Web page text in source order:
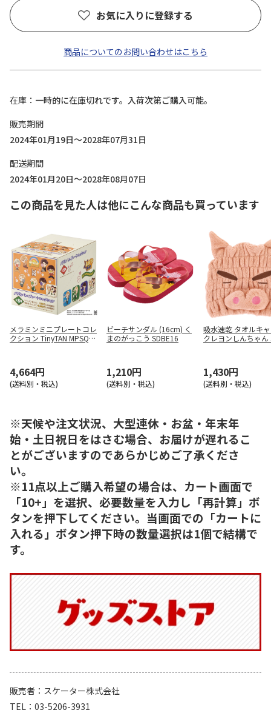
お気に入りに登録する
商品についてのお問い合わせはこちら
在庫
一時的に在庫切れです。入荷次第ご購入可能。
販売期間
2024年01月19日～2028年07月31日
配送期間
2024年01月20日～2028年08月07日
この商品を見た人は他にこんな商品も買っています
メラミンミニプレートコレ
クション TinyTAN MPSQ1
4,664円
(送料別・税込)
ビーチサンダル (16cm) く
まのがっこう SDBE16
1,210円
(送料別・税込)
吸水速乾 タオルキ
クレヨンしんちゃん
1,430円
(送料別・税込)
※天候や注文状況、大型連休・お盆・年末年
始・土日祝日をはさむ場合、お届けが遅れるこ
とがございますのであらかじめご了承くださ
い。
※11点以上ご購入希望の場合は、カート画面で
「10+」を選択、必要数量を入力し「再計算」ボ
タンを押下してください。当画面での「カートに
入れる」ボタン押下時の数量選択は1個で結構で
す。
販売者
スケーター株式会社
TEL
03-5206-3931